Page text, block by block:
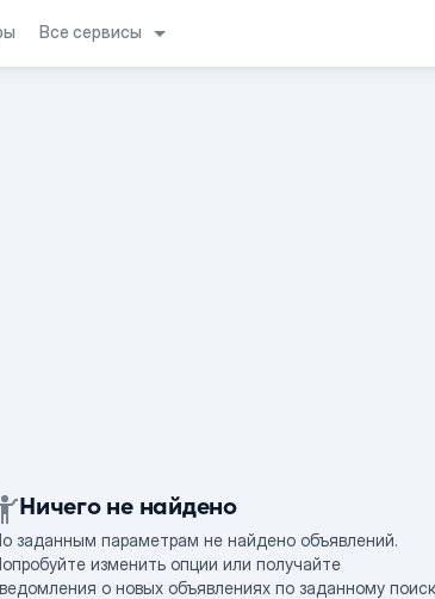
Все сервисы
Ничего не найдено
заданным параметрам не найдено объявлений.
изменить опции или получайте
о новых объявлениях по заданному